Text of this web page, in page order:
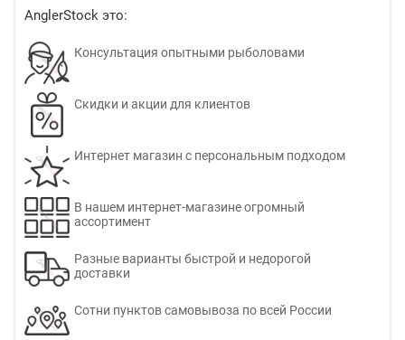
AnglerStock это:
Консультация опытными рыболовами
Скидки и акции для клиентов
Интернет магазин с персональным подходом
В нашем интернет-магазине огромный
ассортимент
Разные варианты быстрой и недорогой
доставки
Сотни пунктов самовывоза по всей России